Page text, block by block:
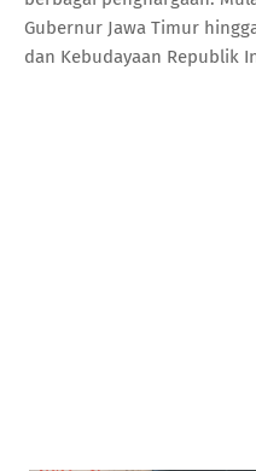
Gubernur Jawa Timur
dan Kebudayaan Republik